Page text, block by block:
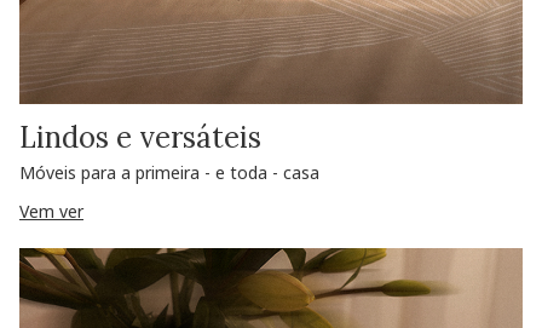
Lindos e versáteis
Móveis para a primeira - e toda - casa
Vem ver